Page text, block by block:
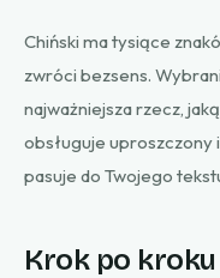
Chiński ma tysiące
zwróci bezsens.
najważniejsza rzecz,
obsługuje uproszczony
pasuje do Twojego
Krok po kroku